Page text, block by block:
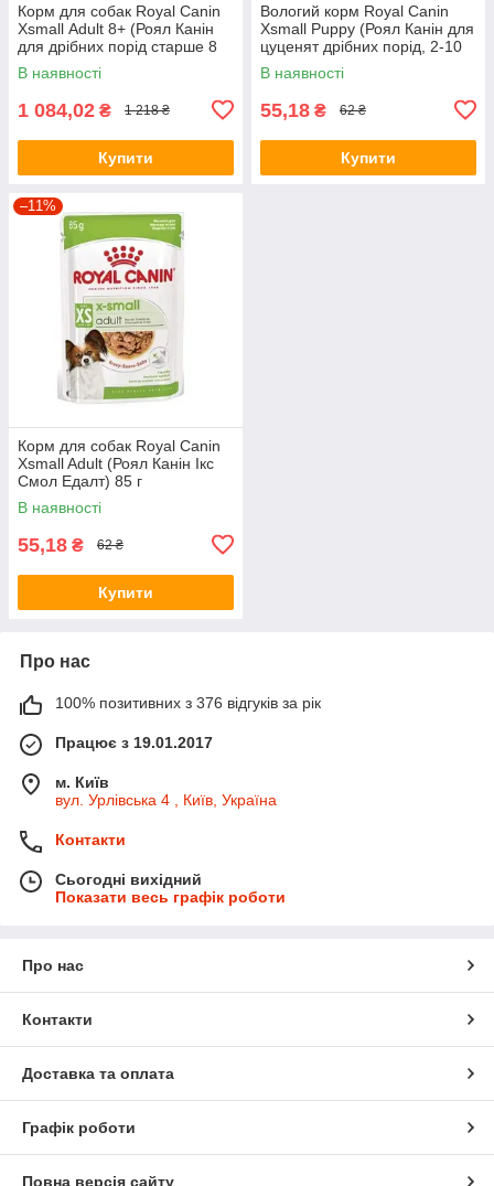
Корм для собак Royal Canin
Xsmall Аdult 8+ (Роял Канін
для дрібних порід старше 8
років) 3кг
В наявності
1 084,02 ₴ 1 218 ₴
Купити
Вологий корм Royal Canin
Xsmall Puppy (Роял Канін для
цуценят дрібних порід, 2-10
міс) 85 г
В наявності
55,18 ₴ 62 ₴
Купити
–11%
Корм для собак Royal Canin
Xsmall Adult (Роял Канін Ікс
Смол Едалт) 85 г
В наявності
55,18 ₴ 62 ₴
Купити
Про нас
100% позитивних з 376 відгуків за рік
Працює з 19.01.2017
м. Київ
вул. Урлівська 4 , Київ, Україна
Контакти
Сьогодні вихідний
Показати весь графік роботи
Про нас
Контакти
Доставка та оплата
Графік роботи
Повна версія сайту